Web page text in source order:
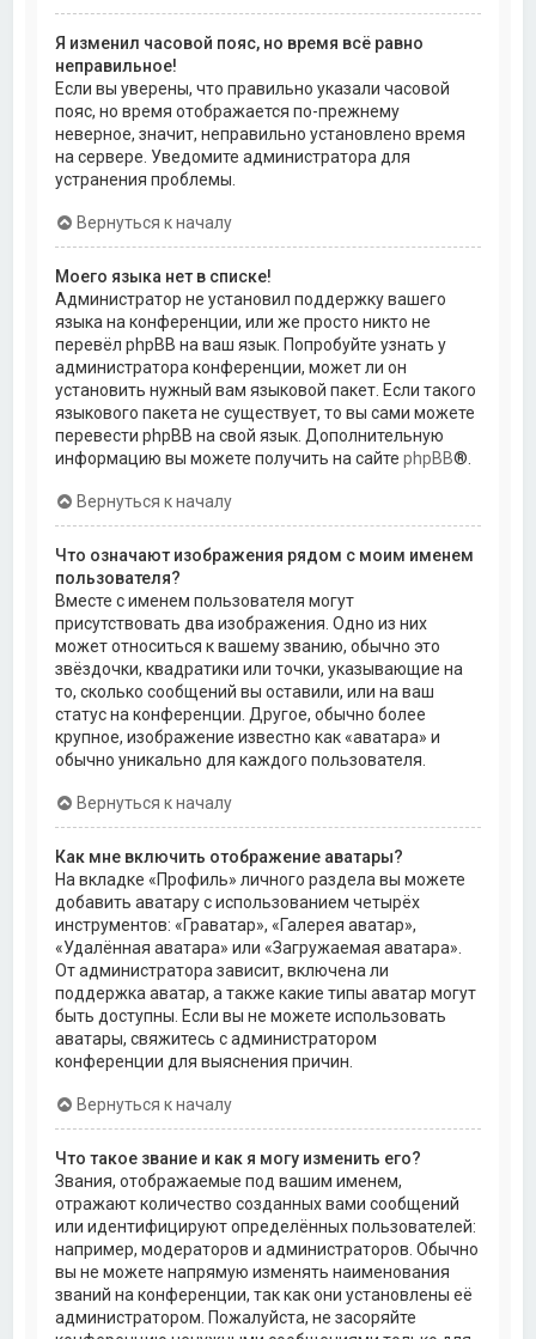
Я изменил часовой пояс, но время всё равно
неправильное!
Если вы уверены, что правильно указали часовой
пояс, но время отображается по-прежнему
неверное, значит, неправильно установлено время
на сервере. Уведомите администратора для
устранения проблемы.
Вернуться к началу
Моего языка нет в списке!
Администратор не установил поддержку вашего
языка на конференции, или же просто никто не
перевёл phpBB на ваш язык. Попробуйте узнать у
администратора конференции, может ли он
установить нужный вам языковой пакет. Если такого
языкового пакета не существует, то вы сами можете
перевести phpBB на свой язык. Дополнительную
информацию вы можете получить на сайтеphpBB®.
Вернуться к началу
Что означают изображения рядом с моим именем
пользователя?
Вместе с именем пользователя могут
присутствовать два изображения. Одно из них
может относиться к вашему званию, обычно это
звёздочки, квадратики или точки, указывающие на
то, сколько сообщений вы оставили, или на ваш
статус на конференции. Другое, обычно более
крупное, изображение известно как «аватара» и
обычно уникально для каждого пользователя.
Вернуться к началу
Как мне включить отображение аватары?
На вкладке «Профиль» личного раздела вы можете
добавить аватару с использованием четырёх
инструментов: «Граватар», «Галерея аватар»,
«Удалённая аватара» или «Загружаемая аватара».
От администратора зависит, включена ли
поддержка аватар, а также какие типы аватар могут
быть доступны. Если вы не можете использовать
аватары, свяжитесь с администратором
конференции для выяснения причин.
Вернуться к началу
Что такое звание и как я могу изменить его?
Звания, отображаемые под вашим именем,
отражают количество созданных вами сообщений
или идентифицируют определённых пользователей:
например, модераторов и администраторов. Обычно
вы не можете напрямую изменять наименования
званий на конференции, так как они установлены её
администратором. Пожалуйста, не засоряйте